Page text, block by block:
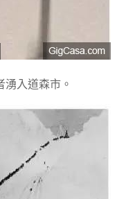
入道森市。